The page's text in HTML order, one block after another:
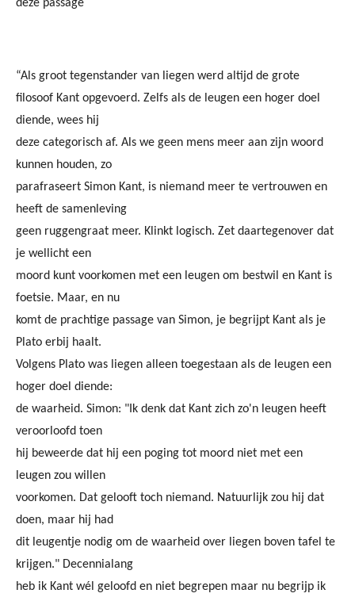
deze passage
“Als groot tegenstander van liegen werd altijd de grote
filosoof Kant opgevoerd. Zelfs als de leugen een hoger doel
diende, wees hij
deze categorisch af. Als we geen mens meer aan zijn woord
kunnen houden, zo
parafraseert Simon Kant, is niemand meer te vertrouwen en
heeft de samenleving
geen ruggengraat meer. Klinkt logisch. Zet daartegenover dat
je wellicht een
moord kunt voorkomen met een leugen om bestwil en Kant is
foetsie. Maar, en nu
komt de prachtige passage van Simon, je begrijpt Kant als je
Plato erbij haalt.
Volgens Plato was liegen alleen toegestaan als de leugen een
hoger doel diende:
de waarheid. Simon: "Ik denk dat Kant zich zo'n leugen heeft
veroorloofd toen
hij beweerde dat hij een poging tot moord niet met een
leugen zou willen
voorkomen. Dat gelooft toch niemand. Natuurlijk zou hij dat
doen, maar hij had
dit leugentje nodig om de waarheid over liegen boven tafel te
krijgen." Decennialang
heb ik Kant wél geloofd en niet begrepen maar nu begrijp ik